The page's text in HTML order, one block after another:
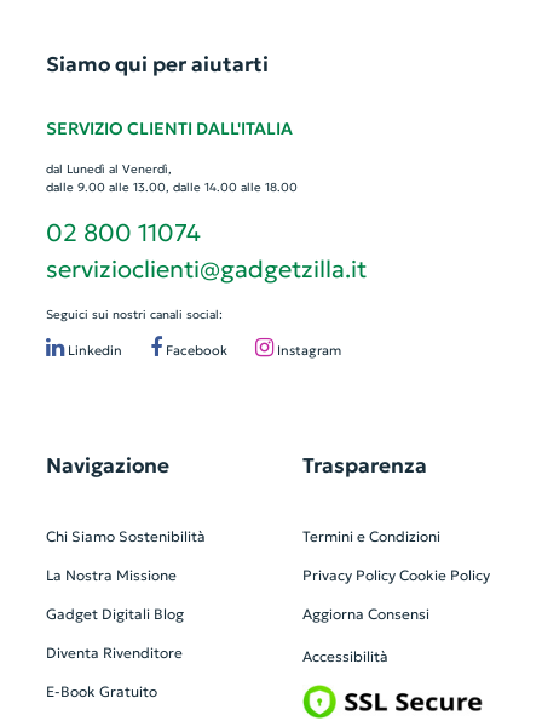
Siamo qui per aiutarti
SERVIZIO CLIENTI DALL'ITALIA
dal Lunedì al Venerdì,
dalle 9.00 alle 13.00, dalle 14.00 alle 18.00
02 800 11074
servizioclienti@gadgetzilla.it
Seguici sui nostri canali social:
Linkedin Facebook Instagram
Navigazione
Chi Siamo Sostenibilità
La Nostra Missione
Gadget Digitali Blog
Diventa Rivenditore
E-Book Gratuito
Trasparenza
Termini e Condizioni
Privacy Policy Cookie Policy
Aggiorna Consensi
Accessibilità